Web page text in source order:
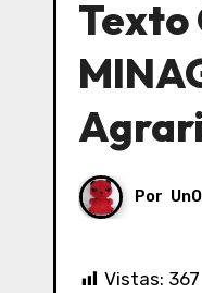
Texto
Por
Vistas: 367